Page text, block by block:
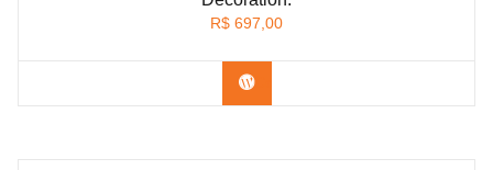
R$ 697,00
Confira os modelos